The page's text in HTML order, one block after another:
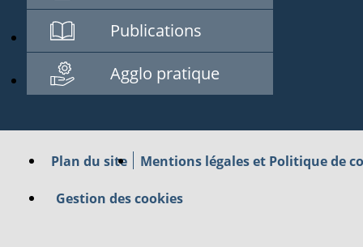
Publications
Agglo pratique
Plan du site Mentions légales et Politique de
Gestion des cookies